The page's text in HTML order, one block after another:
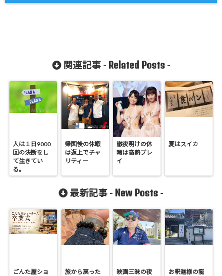
関連記事 - Related Posts-
人は１日9000
回の決断をし
て生きてい
る。
帰国後の休暇
は返上でチャ
リティー
徹夜明けの休
暇は高熱プレ
イ
夏はスイカ
最新記事 - New Posts -
ごんた屋ショ
旅から戻った
映画三昧の夜
お釈迦様の誕